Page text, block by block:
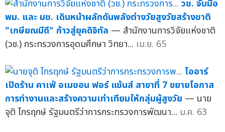
วช. จับมือ
พม. และ มช. เดินหน้าผลักดันพลังต่างวัยสูงวัยสร้างชาติ
"เกษียณมีดี" ก้าวสู่ยุคดิจิทัล — สำนักงานการวิจัยแห่งชาติ
(วช.) กระทรวงการอุดมศึกษา วิทยา... เม.ย. 65
โออาร์
เปิดร้าน คาเฟ่ อเมซอน ฟอร์ แช้นส์ สาขาที่ 7 ขยายโอกาส
การทำงานและสร้างความเท่าเทียมให้กลุ่มผู้สูงวัย — นาย
จุติ ไกรฤกษ์ รัฐมนตรีว่าการกระทรวงการพัฒนา... ม.ค. 63